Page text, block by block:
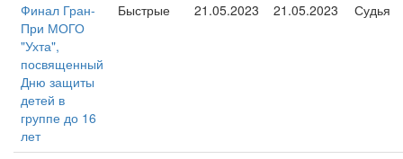
Финал Гран-
При МОГО
"Ухта",
посвященный
Дню защиты
детей в
группе до 16
лет
Быстрые 21.05.2023 21.05.2023 Судья